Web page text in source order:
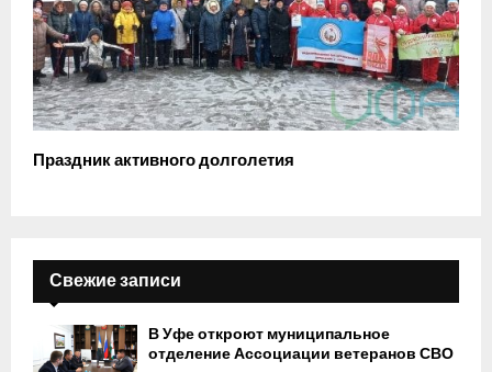
Праздник активного долголетия
Свежие записи
В Уфе откроют муниципальное
отделение Ассоциации ветеранов СВО